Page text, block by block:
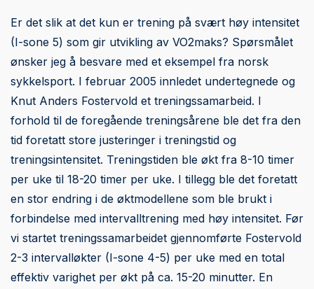
Er det slik at det kun er trening på svært høy intensitet
(I-sone 5) som gir utvikling av VO2maks? Spørsmålet
ønsker jeg å besvare med et eksempel fra norsk
sykkelsport. I februar 2005 innledet undertegnede og
Knut Anders Fostervold et treningssamarbeid. I
forhold til de foregående treningsårene ble det fra den
tid foretatt store justeringer i treningstid og
treningsintensitet. Treningstiden ble økt fra 8-10 timer
per uke til 18-20 timer per uke. I tillegg ble det foretatt
en stor endring i de øktmodellene som ble brukt i
forbindelse med intervalltrening med høy intensitet. Før
vi startet treningssamarbeidet gjennomførte Fostervold
2-3 intervalløkter (I-sone 4-5) per uke med en total
effektiv varighet per økt på ca. 15-20 minutter. En